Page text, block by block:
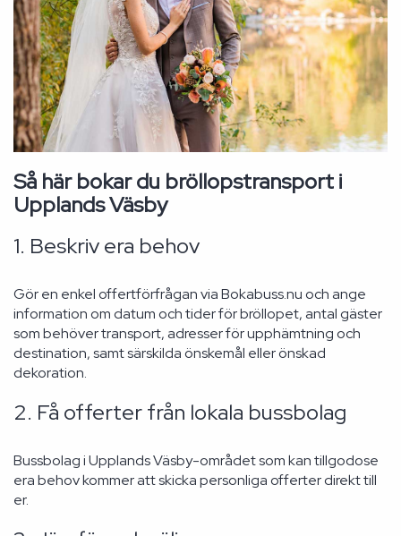
Så här bokar du bröllopstransport i
Upplands Väsby
1. Beskriv era behov
Gör en enkel offertförfrågan via Bokabuss.nu och ange
information om datum och tider för bröllopet, antal gäster
som behöver transport, adresser för upphämtning och
destination, samt särskilda önskemål eller önskad
dekoration.
2. Få offerter från lokala bussbolag
Bussbolag i Upplands Väsby-området som kan tillgodose
era behov kommer att skicka personliga offerter direkt till
er.